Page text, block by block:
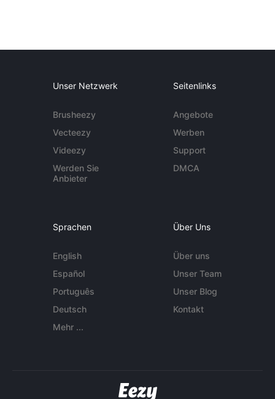
Unser Netzwerk
Brusheezy
Vecteezy
Videezy
Werden Sie
Anbieter
Seitenlinks
Angebote
Werben
Support
DMCA
Sprachen
English
Español
Português
Deutsch
Mehr ...
Über Uns
Über uns
Unser Team
Unser Blog
Kontakt